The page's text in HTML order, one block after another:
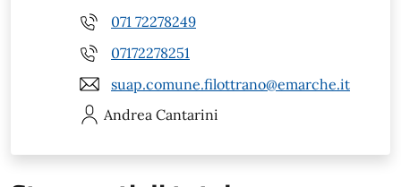
071 72278249
07172278251
suap.comune.filottrano@emarche.it
Andrea Cantarini